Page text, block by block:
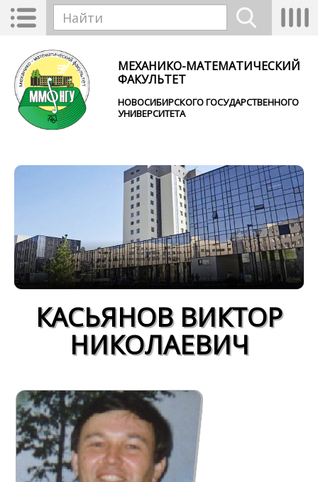
Перейти к основному содержанию
Toggle
navigation
Форма поиска
МЕХАНИКО-МАТЕМАТИЧЕСКИЙ
ФАКУЛЬТЕТ
НОВОСИБИРСКОГО ГОСУДАРСТВЕННОГО
УНИВЕРСИТЕТА
КАСЬЯНОВ ВИКТОР
НИКОЛАЕВИЧ